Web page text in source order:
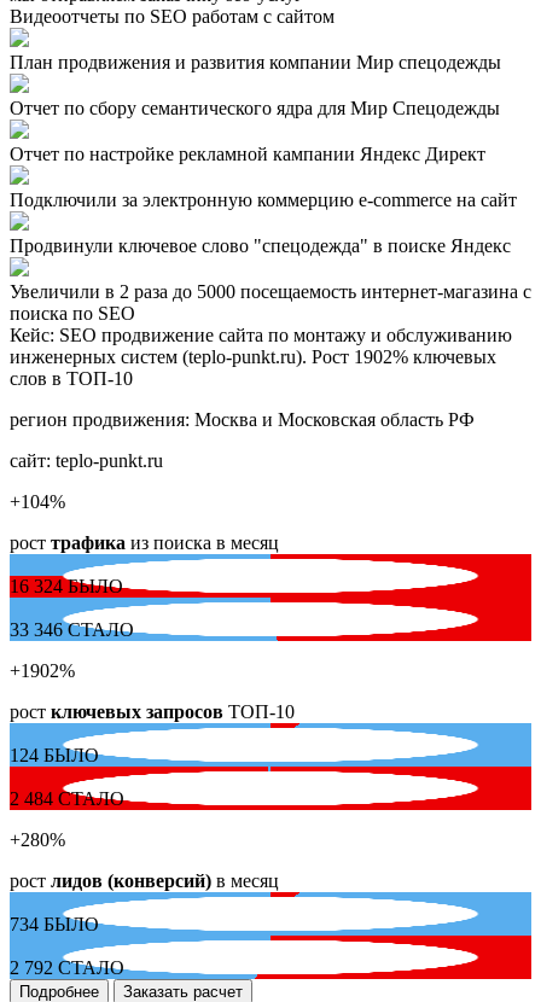
Видеоотчеты по SEO работам с сайтом
План продвижения и развития компании Мир спецодежды
Отчет по сбору семантического ядра для Мир Спецодежды
Отчет по настройке рекламной кампании Яндекс Директ
Подключили за электронную коммерцию e-commerce на сайт
Продвинули ключевое слово "спецодежда" в поиске Яндекс
Увеличили в 2 раза до 5000 посещаемость интернет-магазина с
поиска по SEO
Кейс: SEO продвижение сайта по монтажу и обслуживанию
инженерных систем (teplo-punkt.ru). Рост 1902% ключевых
слов в ТОП-10
регион продвижения: Москва и Московская область РФ
сайт: teplo-punkt.ru
+104%
рост трафика из поиска в месяц
16 324БЫЛО
33 346СТАЛО
+1902%
рост ключевых запросов ТОП-10
124 БЫЛО
2 484 СТАЛО
+280%
рост лидов (конверсий) в месяц
734 БЫЛО
2 792 СТАЛО
Подробнее Заказать расчет